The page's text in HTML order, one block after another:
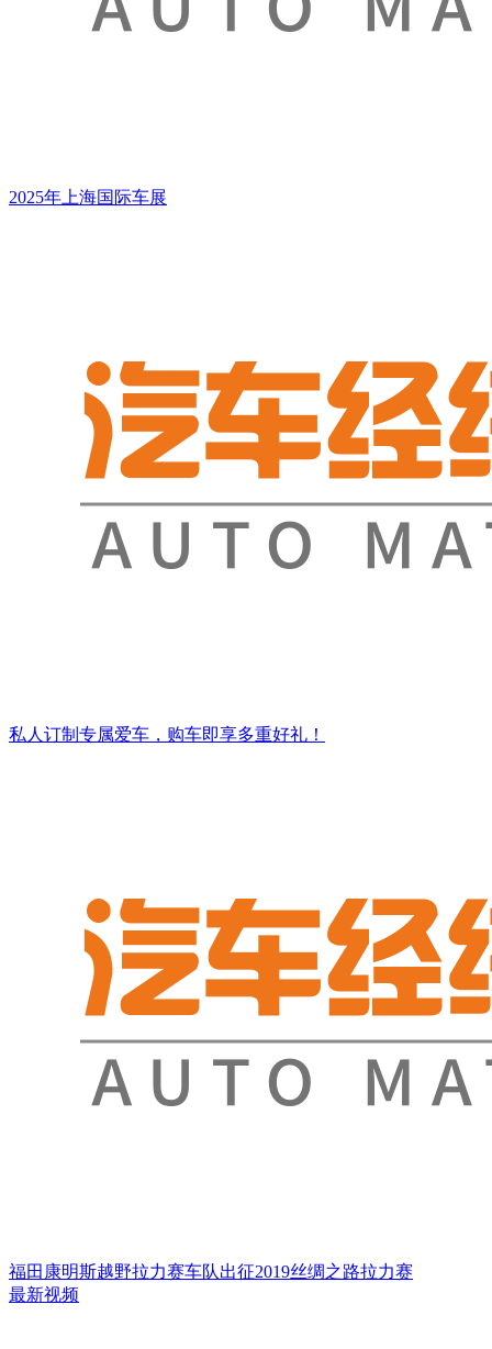
2025年上海国际车展
私人订制专属爱车，购车即享多重好礼！
福田康明斯越野拉力赛车队出征2019丝绸之路拉力赛
最新视频